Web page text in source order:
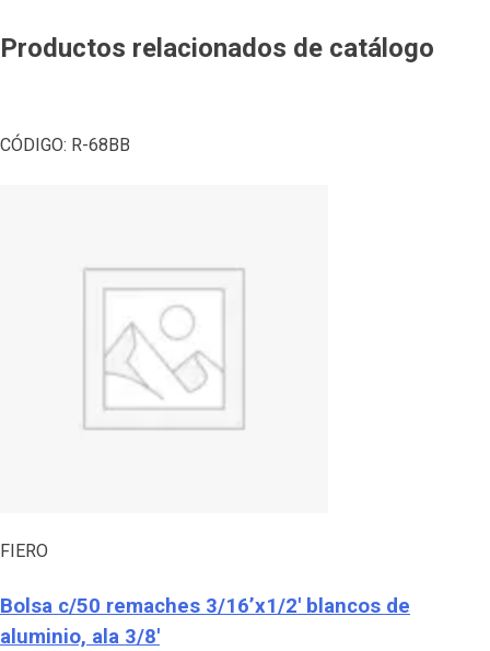
Productos relacionados de catálogo
CÓDIGO: R-68BB
FIERO
Bolsa c/50 remaches 3/16’x1/2′ blancos de
aluminio, ala 3/8′